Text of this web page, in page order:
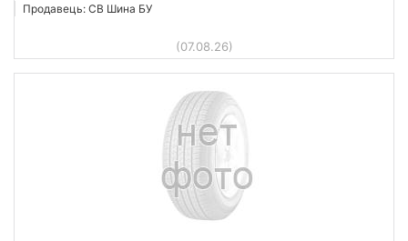
Продавець: СВ Шина БУ
(07.08.26)